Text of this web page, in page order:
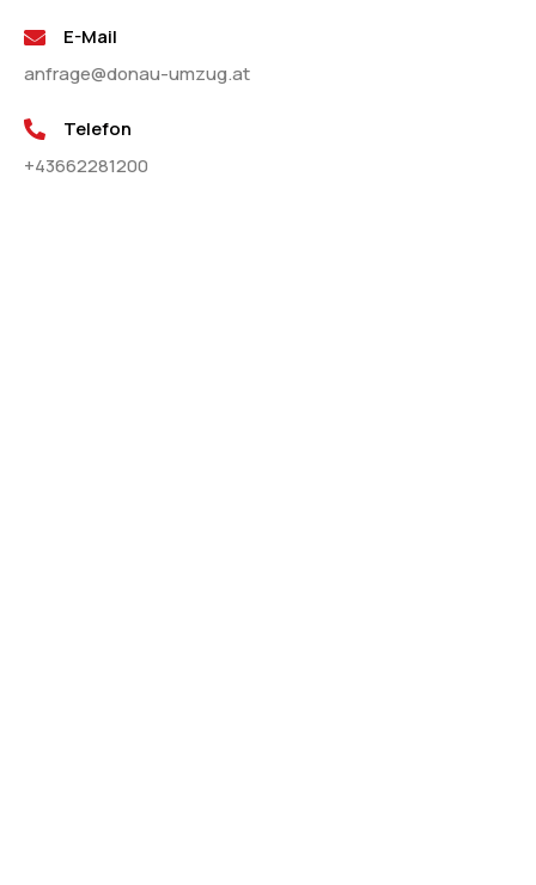
E-Mail
anfrage@donau-umzug.at
Telefon
+43662281200